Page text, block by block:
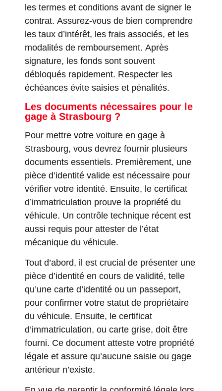
les termes et conditions avant de signer le
contrat. Assurez-vous de bien comprendre
les taux d’intérêt, les frais associés, et les
modalités de remboursement. Après
signature, les fonds sont souvent
débloqués rapidement. Respecter les
échéances évite saisies et pénalités.
Les documents nécessaires pour le
gage à Strasbourg ?
Pour mettre votre voiture en gage à
Strasbourg, vous devrez fournir plusieurs
documents essentiels. Premièrement, une
pièce d’identité valide est nécessaire pour
vérifier votre identité. Ensuite, le certificat
d’immatriculation prouve la propriété du
véhicule. Un contrôle technique récent est
aussi requis pour attester de l’état
mécanique du véhicule.
Tout d’abord, il est crucial de présenter une
pièce d’identité en cours de validité, telle
qu’une carte d’identité ou un passeport,
pour confirmer votre statut de propriétaire
du véhicule. Ensuite, le certificat
d’immatriculation, ou carte grise, doit être
fourni. Ce document atteste votre propriété
légale et assure qu’aucune saisie ou gage
antérieur n’existe.